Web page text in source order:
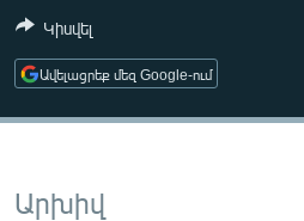
ԱՐԽԻՎ
ՏԵՍԱՆՅՈՒԹԵՐ
Կիսվել
Ավելացրեք մեզ Google-ում
Արխիվ